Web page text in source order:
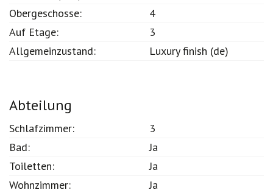
Renoviert (Jahr):
2013
Obergeschosse:
4
Auf Etage:
3
Abteilung
Schlafzimmer:
3
Bad:
Ja
Toiletten:
Ja